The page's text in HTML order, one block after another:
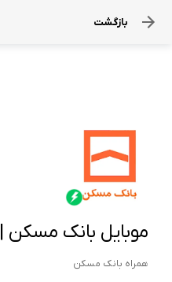
بازگشت
موبایل بانک مسکن | Bank Maskan
همراه بانک مسکن